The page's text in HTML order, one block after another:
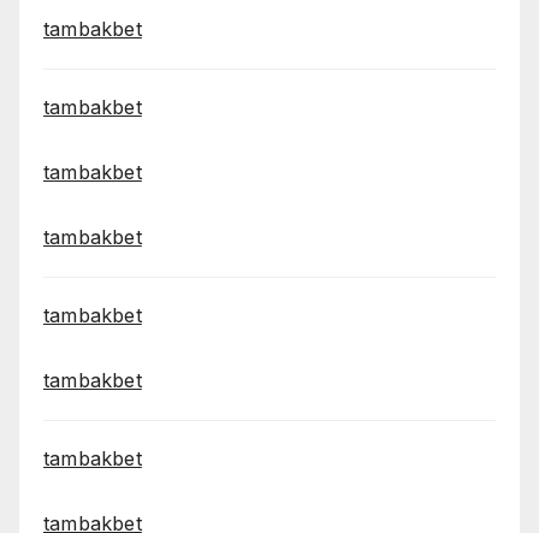
tambakbet
tambakbet
tambakbet
tambakbet
tambakbet
tambakbet
tambakbet
tambakbet